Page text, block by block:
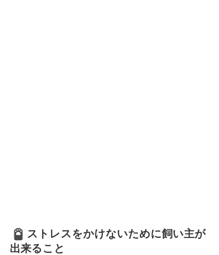
ストレスをかけないために飼い主が
出来ること